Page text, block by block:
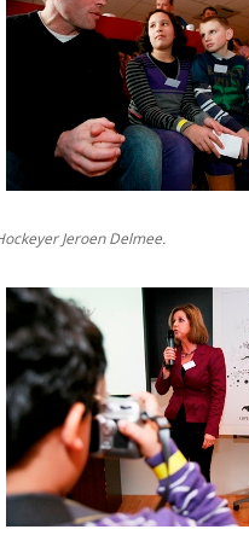
Jeroen Delmee.